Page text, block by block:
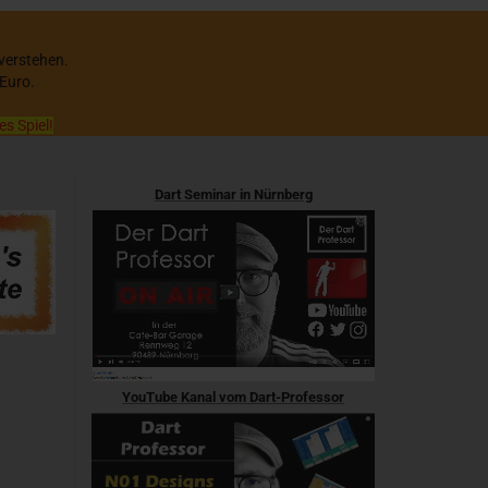
Spiel!
Dart Seminar in Nürnberg
YouTube Kanal vom Dart-Professor